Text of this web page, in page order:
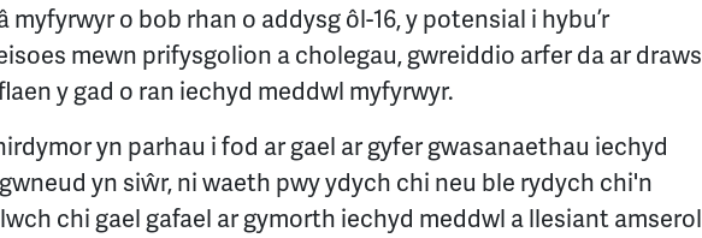
o bob rhan o addysg ôl-16, y potensial i hybu’r
mewn prifysgolion a cholegau, gwreiddio arfer da ar draws
y gad o ran iechyd meddwl myfyrwyr.
yn parhau i fod ar gael ar gyfer gwasanaethau iechyd
yn siŵr, ni waeth pwy ydych chi neu ble rydych chi'n
chi gael gafael ar gymorth iechyd meddwl a llesiant amserol